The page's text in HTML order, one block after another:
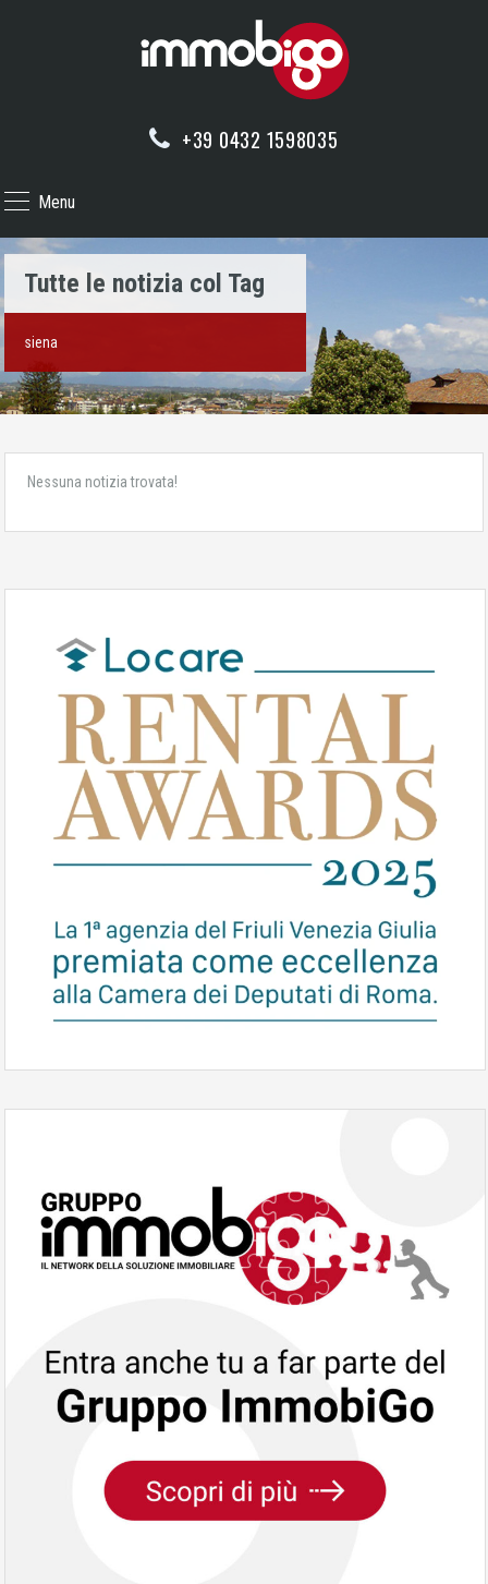
+39 0432 1598035
Menu
Tutte le notizia col Tag
siena
Nessuna notizia trovata!